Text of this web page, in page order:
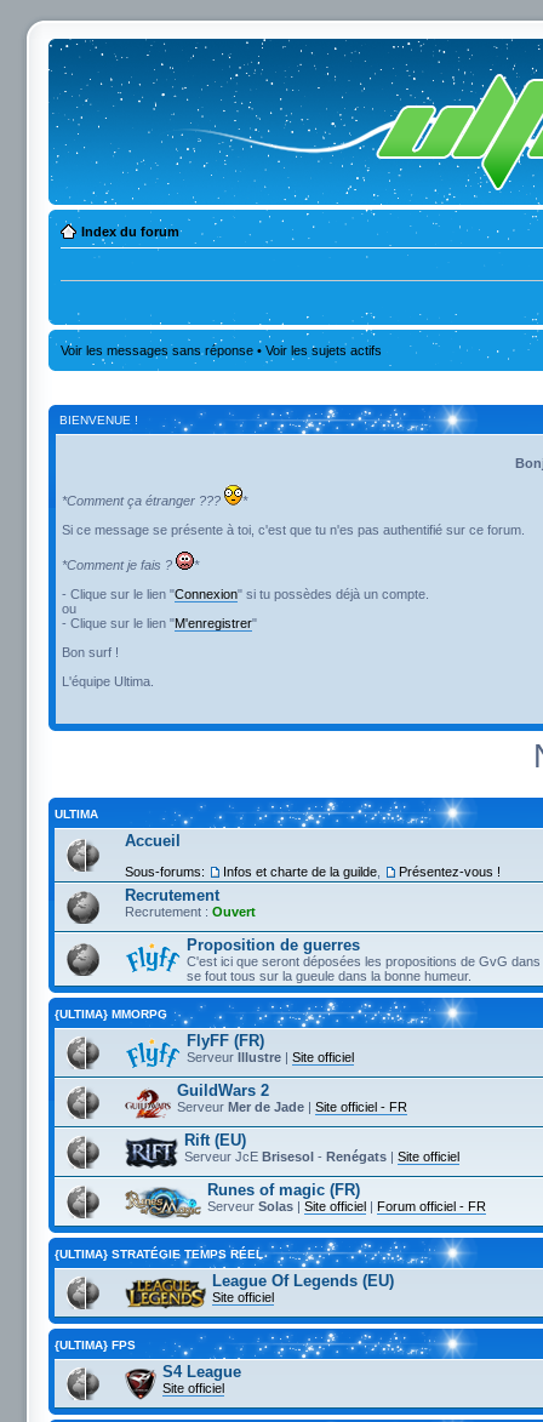
Index du forum
Voir les messages sans réponse • Voir les sujets actifs
BIENVENUE !
*Comment ça étranger ???
*
Si ce message se présente à toi, c'est que tu n'es pas authentifié sur ce forum.
*Comment je fais ?
*
- Clique sur le lien "Connexion" si tu possèdes déjà un compte.
ou
- Clique sur le lien "M'enregistrer"
Bon surf !
L'équipe Ultima.
ULTIMA
Accueil
Sous-forums: Infos et charte de la guilde Présentez-vous !
Recrutement
Recrutement : Ouvert
Proposition de guerres
C'est ici que seront déposées les propositions de GvG dans
se fout tous sur la gueule dans la bonne humeur.
{ULTIMA} MMORPG
FlyFF (FR)
Serveur Illustre | Site officiel
GuildWars 2
Serveur Mer de Jade | Site officiel - FR
Rift (EU)
Serveur JcE Brisesol - Renégats | Site officiel
Runes of magic (FR)
Serveur Solas | Site officiel | Forum officiel - FR
{ULTIMA} STRATÉGIE TEMPS RÉEL
League Of Legends (EU)
Site officiel
{ULTIMA} FPS
S4 League
Site officiel